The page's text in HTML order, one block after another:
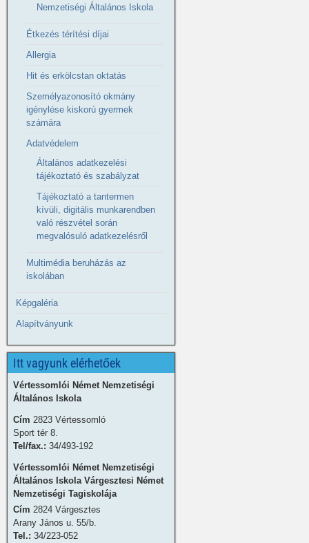
Nemzetiségi Általános Iskola
Étkezés térítési díjai
Allergia
Hit és erkölcstan oktatás
Személyazonosító okmány
igénylése kiskorú gyermek
számára
Adatvédelem
Általános adatkezelési
tájékoztató és szabályzat
Tájékoztató a tantermen
kívüli, digitális munkarendben
való részvétel során
megvalósuló adatkezelésről
Multimédia beruházás az
iskolában
Képgaléria
Alapítványunk
Itt vagyunk elérhetőek
Vértessomlói Német Nemzetiségi
Általános Iskola
Cím 2823 Vértessomló
Sport tér 8.
Tel/fax.: 34/493-192
Vértessomlói Német Nemzetiségi
Általános Iskola Várgesztesi Német
Nemzetiségi Tagiskolája
Cím 2824 Várgesztes
Arany János u. 55/b.
Tel.: 34/223-052